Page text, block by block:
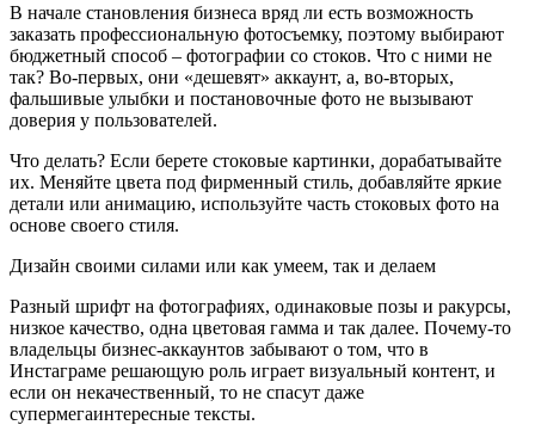
В начале становления бизнеса вряд ли есть возможность
заказать профессиональную фотосъемку, поэтому выбирают
бюджетный способ – фотографии со стоков. Что с ними не
так? Во-первых, они «дешевят» аккаунт, а, во-вторых,
фальшивые улыбки и постановочные фото не вызывают
доверия у пользователей.
Что делать? Если берете стоковые картинки, дорабатывайте
их. Меняйте цвета под фирменный стиль, добавляйте яркие
детали или анимацию, используйте часть стоковых фото на
основе своего стиля.
Дизайн своими силами или как умеем, так и делаем
Разный шрифт на фотографиях, одинаковые позы и ракурсы,
низкое качество, одна цветовая гамма и так далее. Почему-то
владельцы бизнес-аккаунтов забывают о том, что в
Инстаграме решающую роль играет визуальный контент, и
если он некачественный, то не спасут даже
супермегаинтересные тексты.